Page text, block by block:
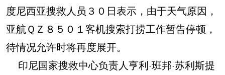
度尼西亚搜救人员３０日表示，由于天气原因，
亚航ＱＺ８５０１客机搜索打捞工作暂告停顿，
待情况允许时将再度展开。
印尼国家搜救中心负责人亨利·班邦·苏利斯提